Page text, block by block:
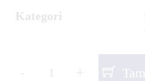
Kategori